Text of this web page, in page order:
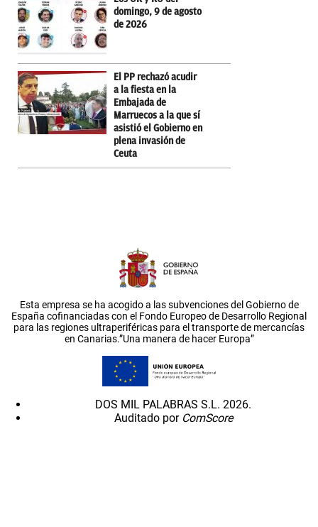
domingo, 9 de agosto
de 2026
El PP rechazó acudir
a la fiesta en la
Embajada de
Marruecos a la que sí
asistió el Gobierno en
plena invasión de
Ceuta
Esta empresa se ha acogido a las subvenciones del Gobierno de
España cofinanciadas con el Fondo Europeo de Desarrollo Regional
para las regiones ultraperiféricas para el transporte de mercancías
en Canarias.”Una manera de hacer Europa”
DOS MIL PALABRAS S.L. 2026.
Auditado por ComScore